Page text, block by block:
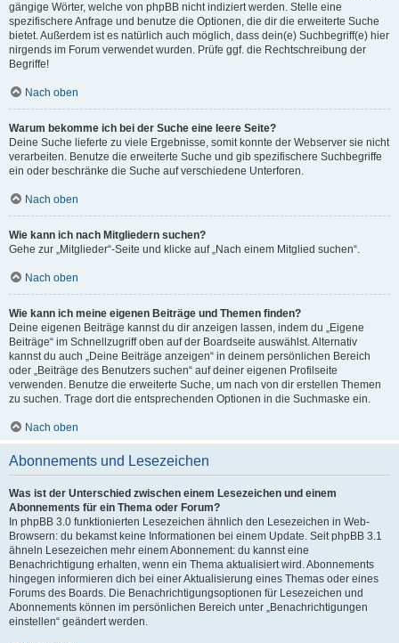
gängige Wörter, welche von phpBB nicht indiziert werden. Stelle eine
spezifischere Anfrage und benutze die Optionen, die dir die erweiterte Suche
bietet. Außerdem ist es natürlich auch möglich, dass dein(e) Suchbegriff(e) hier
nirgends im Forum verwendet wurden. Prüfe ggf. die Rechtschreibung der
Begriffe!
Nach oben
Warum bekomme ich bei der Suche eine leere Seite?
Deine Suche lieferte zu viele Ergebnisse, somit konnte der Webserver sie nicht
verarbeiten. Benutze die erweiterte Suche und gib spezifischere Suchbegriffe
ein oder beschränke die Suche auf verschiedene Unterforen.
Nach oben
Wie kann ich nach Mitgliedern suchen?
Gehe zur „Mitglieder“-Seite und klicke auf „Nach einem Mitglied suchen“.
Nach oben
Wie kann ich meine eigenen Beiträge und Themen finden?
Deine eigenen Beiträge kannst du dir anzeigen lassen, indem du „Eigene
Beiträge“ im Schnellzugriff oben auf der Boardseite auswählst. Alternativ
kannst du auch „Deine Beiträge anzeigen“ in deinem persönlichen Bereich
oder „Beiträge des Benutzers suchen“ auf deiner eigenen Profilseite
verwenden. Benutze die erweiterte Suche, um nach von dir erstellen Themen
zu suchen. Trage dort die entsprechenden Optionen in die Suchmaske ein.
Nach oben
Abonnements und Lesezeichen
Was ist der Unterschied zwischen einem Lesezeichen und einem
Abonnements für ein Thema oder Forum?
In phpBB 3.0 funktionierten Lesezeichen ähnlich den Lesezeichen in Web-
Browsern: du bekamst keine Informationen bei einem Update. Seit phpBB 3.1
ähneln Lesezeichen mehr einem Abonnement: du kannst eine
Benachrichtigung erhalten, wenn ein Thema aktualisiert wird. Abonnements
hingegen informieren dich bei einer Aktualisierung eines Themas oder eines
Forums des Boards. Die Benachrichtigungsoptionen für Lesezeichen und
Abonnements können im persönlichen Bereich unter „Benachrichtigungen
einstellen“ geändert werden.